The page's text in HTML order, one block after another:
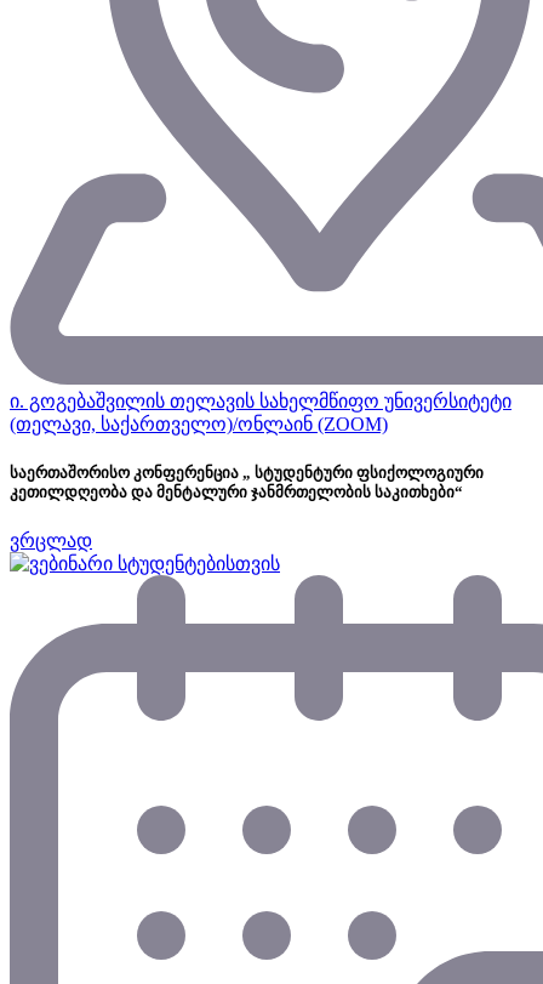
ი. გოგებაშვილის თელავის სახელმწიფო უნივერსიტეტი
(თელავი, საქართველო)/ონლაინ (ZOOM)
საერთაშორისო კონფერენცია „ სტუდენტური ფსიქოლოგიური
კეთილდღეობა და მენტალური ჯანმრთელობის საკითხები“
ვრცლად